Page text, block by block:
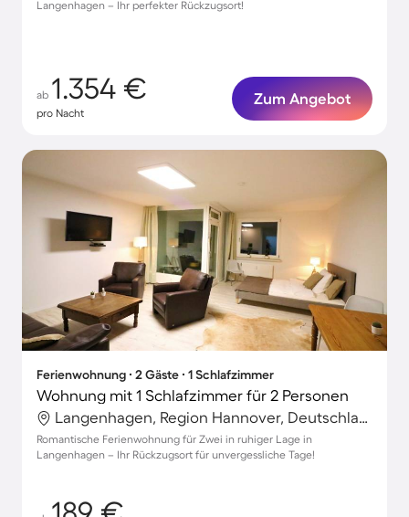
Langenhagen – Ihr perfekter Rückzugsort!
ab 1.354 €
pro Nacht
Zum Angebot
Ferienwohnung ∙ 2 Gäste ∙ 1 Schlafzimmer
Wohnung mit 1 Schlafzimmer für 2 Personen
Langenhagen, Region Hannover, Deutschland
Romantische Ferienwohnung für Zwei in ruhiger Lage in
Langenhagen – Ihr Rückzugsort für unvergessliche Tage!